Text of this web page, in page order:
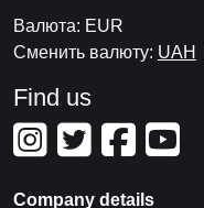
Валюта: EUR
Сменить валюту: UAH
Find us
Company details